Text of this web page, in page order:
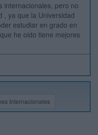
internacionales, pero no
, ya que la Universidad
estudiar en grado en
he oido tiene mejores
Internacionales